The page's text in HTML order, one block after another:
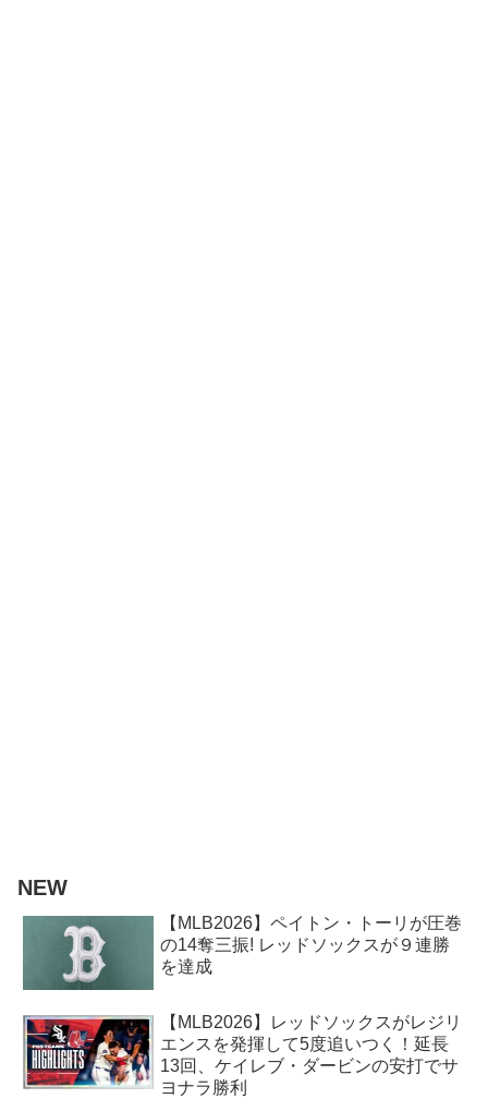
NEW
【MLB2026】ペイトン・トーリが圧巻
の14奪三振! レッドソックスが９連勝
を達成
【MLB2026】レッドソックスがレジリ
エンスを発揮して5度追いつく！延長
13回、ケイレブ・ダービンの安打でサ
ヨナラ勝利